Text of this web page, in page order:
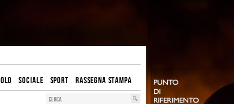
SOCIALE SPORT RASSEGNA STAMPA